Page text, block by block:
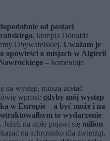
od postaci
, kumpla Donalda
Obywatelskiej. Uważam je
opowieści o misjach w Algierii
– komentuje
na występ, muszą zostać
wprost: gdyby mój występ
w Europie – a być może i na
to wydarzenie
. Jeżeli na stole pojawi się milion
na schronisko dla zwierząt,